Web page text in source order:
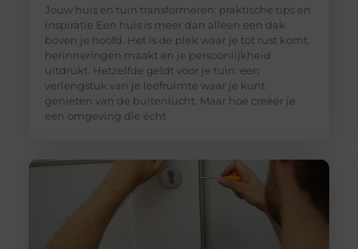
Jouw huis en tuin transformeren: praktische tips en
inspiratie Een huis is meer dan alleen een dak
boven je hoofd. Het is de plek waar je tot rust komt,
herinneringen maakt en je persoonlijkheid
uitdrukt. Hetzelfde geldt voor je tuin: een
verlengstuk van je leefruimte waar je kunt
genieten van de buitenlucht. Maar hoe creëer je
een omgeving die écht